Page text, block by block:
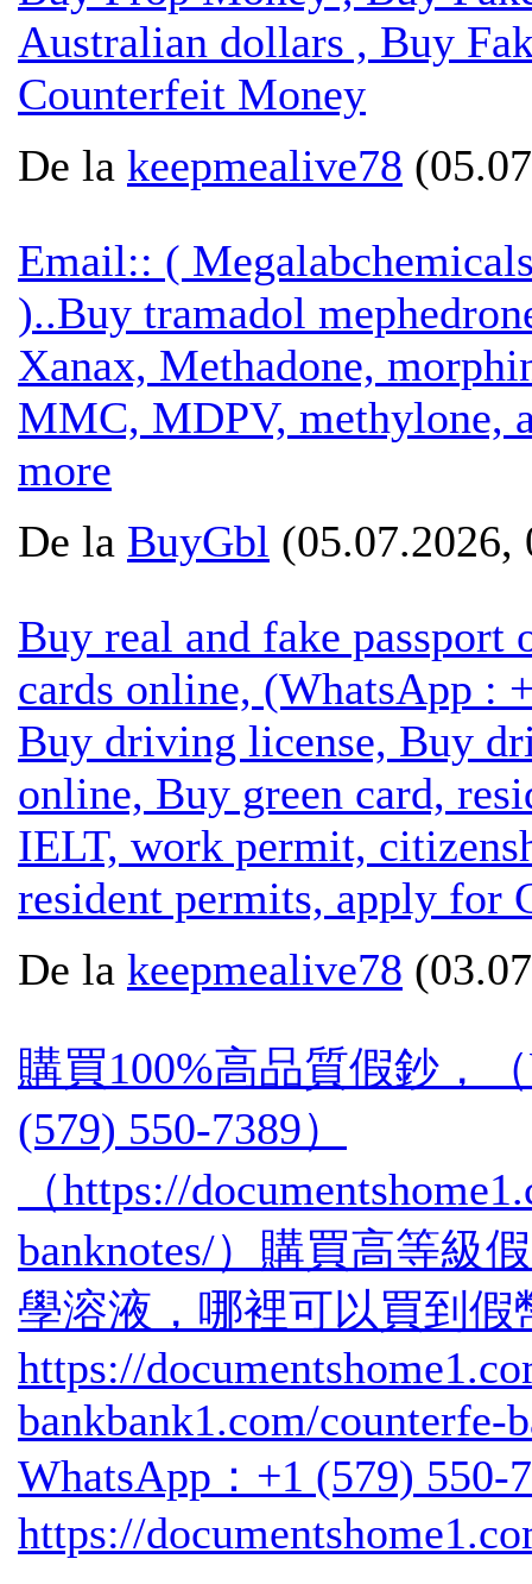
Australian dollars , Buy
Counterfeit Money
De la keepmealive78
Email:: (
)..Buy tramadol
Xanax, Methadone,
MMC, MDPV, methylone,
more
De la BuyGbl (05.07.2026,
Buy real and fake
cards online, (WhatsApp :
Buy driving license, Buy
online, Buy green card,
IELT, work permit,
resident permits, apply for
De la keepmealive78
購買100%高品質假鈔，
(579) 550-7389）
（https://
banknotes/）購買高等級
學溶液，哪裡可以買到假
https://
bankbank1.com/counterfe-
WhatsApp：+1 (579) 550-
https://